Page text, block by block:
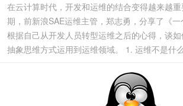
在云计算时代，开发和运维的结合变得越来越
期，前新浪SAE运维主管，郑志勇，分享了《一
根据自己从开发人员转型运维之后的心得，谈
抽象思维方式运用到运维领域。 1. 运维不是什